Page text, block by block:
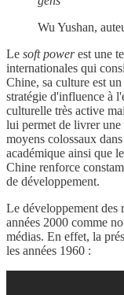
Wu Yushan,
Le soft powerest une
internationales qui
Chine, sa culture est
stratégie d'influence à
culturelle très active
lui permet de livrer
moyens colossaux
académique ainsi que
Chine renforce
de développement.
Le développement des
années 2000 comme
médias. En effet, la
les années 1960 :